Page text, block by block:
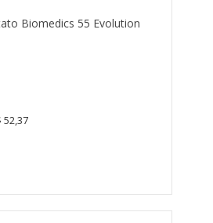
Biomedics 55 Evolution
52,37